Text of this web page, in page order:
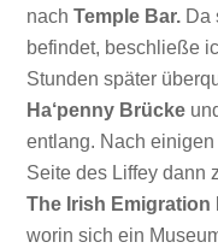
nachTemple Bar. Da
befindet, beschließe
Stunden später
Ha‘penny Brücke
entlang. Nach
Seite des Liffey dann
The Irish Emigration
worin sich ein